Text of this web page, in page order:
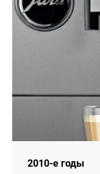
2010-е годы